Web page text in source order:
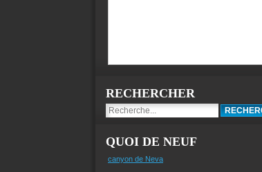
RECHERCHER
QUOI DE NEUF
canyon de Neva